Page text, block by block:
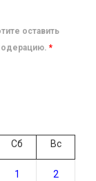
оставить
*
Сб Вс
1 2